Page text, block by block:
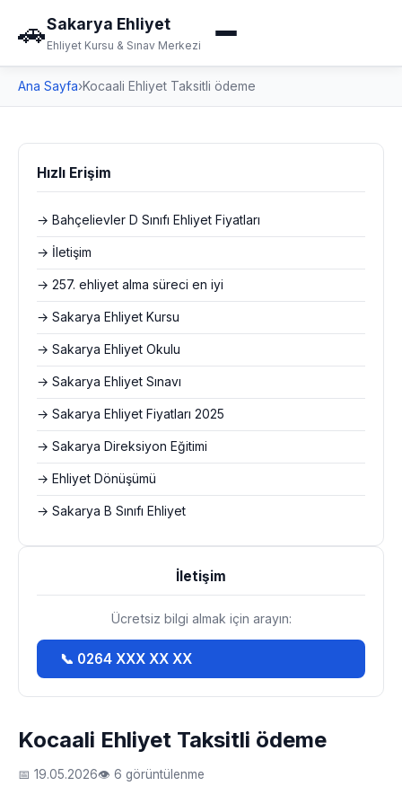
🚗Sakarya Ehliyet
Ehliyet Kursu & Sınav Merkezi
Ana Sayfa›Kocaali Ehliyet Taksitli ödeme
Kocaali Ehliyet Taksitli ödeme
📅 19.05.2026👁 6 görüntülenme
Hızlı Erişim
→ Bahçelievler D Sınıfı Ehliyet Fiyatları
→ İletişim
→ 257. ehliyet alma süreci en iyi
→ Sakarya Ehliyet Kursu
→ Sakarya Ehliyet Okulu
→ Sakarya Ehliyet Sınavı
→ Sakarya Ehliyet Fiyatları 2025
→ Sakarya Direksiyon Eğitimi
→ Ehliyet Dönüşümü
→ Sakarya B Sınıfı Ehliyet
İletişim
Ücretsiz bilgi almak için arayın:
📞 0264 XXX XX XX